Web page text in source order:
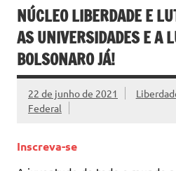
NÚCLEO LIBERDADE E
AS UNIVERSIDADES E A
BOLSONARO JÁ!
22 de junho de 2021
Federal
Inscreva-se